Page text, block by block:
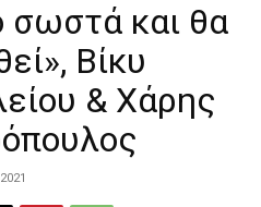
σωστά και θα
Βίκυ
& Χάρης